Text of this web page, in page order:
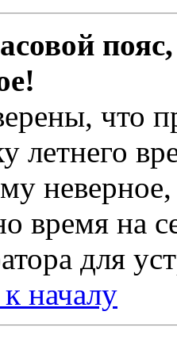
что
летнего
неверное,
время на
для
началу